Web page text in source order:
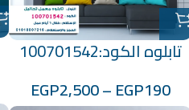
تابلوه الكود:100701542
EGP190
–
EGP2,500